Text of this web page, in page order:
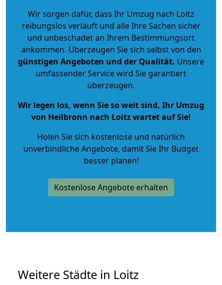
Wir sorgen dafür, dass Ihr Umzug nach Loitz
reibungslos verläuft und alle Ihre Sachen sicher
und unbeschadet an Ihrem Bestimmungsort
ankommen. Überzeugen Sie sich selbst von den
günstigen Angeboten und der Qualität. Unsere
umfassender Service wird Sie garantiert
überzeugen.
Wir legen los, wenn Sie so weit sind, Ihr Umzug
von Heilbronn nach Loitz wartet auf Sie!
Holen Sie sich kostenlose und natürlich
unverbindliche Angebote, damit Sie Ihr Budget
besser planen!
Kostenlose Angebote erhalten
Weitere Städte in Loitz